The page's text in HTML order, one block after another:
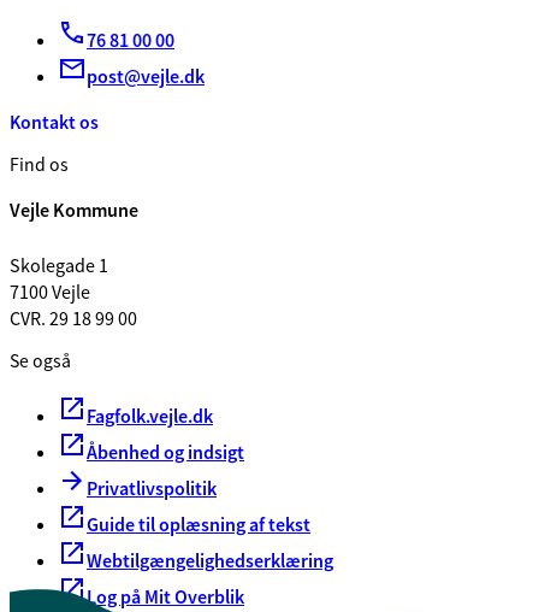
76 81 00 00
post@vejle.dk
Kontakt os
Find os
Vejle Kommune
Skolegade 1
7100 Vejle
CVR. 29 18 99 00
Se også
Fagfolk.vejle.dk
Åbenhed og indsigt
Privatlivspolitik
Guide til oplæsning af tekst
Webtilgængelighedserklæring
Log på Mit Overblik